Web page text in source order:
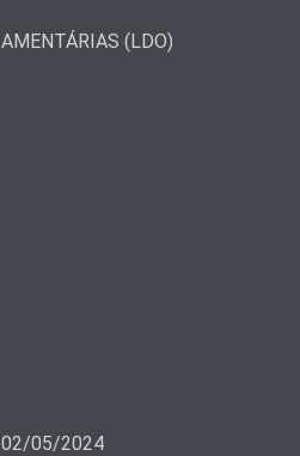
(LDO)
02/05/2024